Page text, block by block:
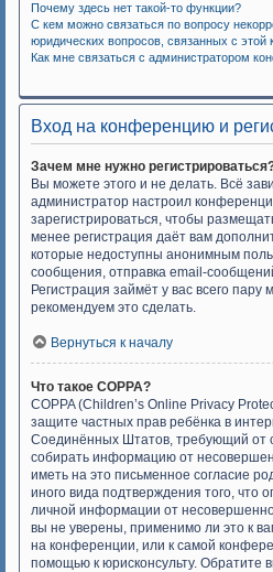
Почему здесь нет такой-то функции?
С кем можно связаться по вопросу
юридических вопросов, связанных с этой
Как мне связаться с администратором
Вход на конференцию и
Зачем мне нужно
Вы можете этого и не делать. Всё
администратор настроил
зарегистрироваться, чтобы
менее регистрация даёт вам
которые недоступны анонимным
сообщения, отправка email-
Регистрация займёт у вас всего пару
рекомендуем это сделать.
Вернуться к началу
Что такое COPPA?
COPPA (Children’s Online Privacy
защите частных прав ребёнка в
Соединённых Штатов, требующий от
собирать информацию от
иметь на это письменное согласие
иного вида подтверждения того, что
личной информации от
вы не уверены, применимо ли это к
на конференции, или к самой
помощью к юрисконсульту. Обратите